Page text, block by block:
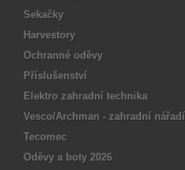
Sekačky
Harvestory
Ochranné oděvy
Příslušenství
Elektro zahradní technika
Vesco/Archman - zahradní nářadí
Tecomec
Oděvy a boty 2026